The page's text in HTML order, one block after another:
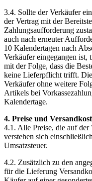
3.4. Sollte der Verkäufer
der Vertrag mit der
Zahlungsaufforderung
auch nach erneuter
10 Kalendertagen nach
Verkäufer eingegangen
mit der Folge, dass die
keine Lieferpflicht trifft.
Verkäufer ohne weitere
Artikels bei
Kalendertage.
4. Preise und
4.1. Alle Preise, die auf der
verstehen sich
Umsatzsteuer.
4.2. Zusätzlich zu den
für die Lieferung